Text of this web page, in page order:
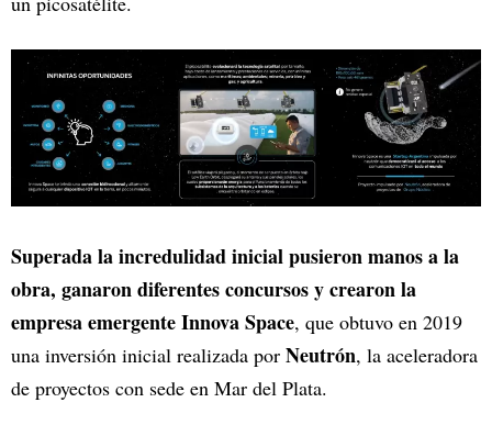
Superada la incredulidad inicial pusieron manos a la
obra, ganaron diferentes concursos y crearon la
empresa emergente Innova Space, que obtuvo en 2019
una inversión inicial realizada por Neutrón, la aceleradora
de proyectos con sede en Mar del Plata.